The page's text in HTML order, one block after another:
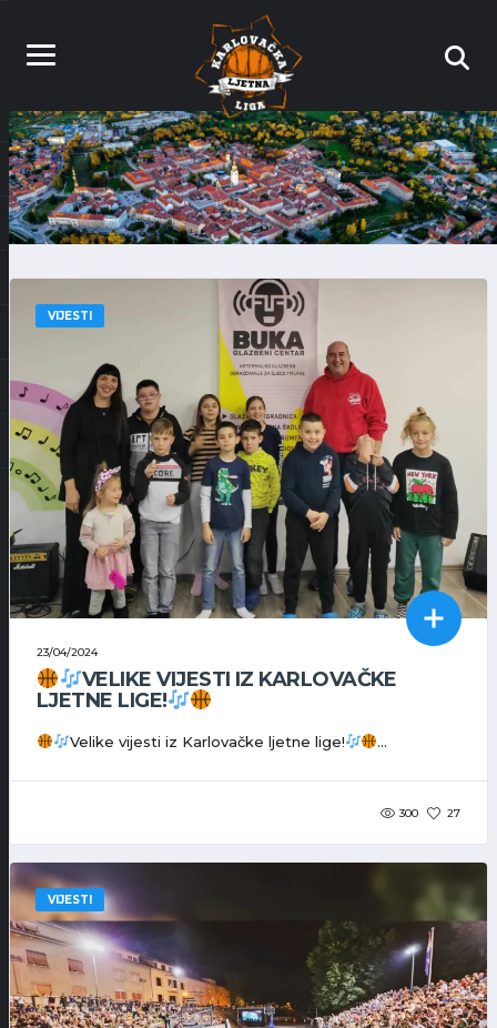
VIJESTI
23/04/2024
VELIKE VIJESTI IZ KARLOVAČKE
LJETNE LIGE!
Velike vijesti iz Karlovačke ljetne lige! ...
300 27
VIJESTI